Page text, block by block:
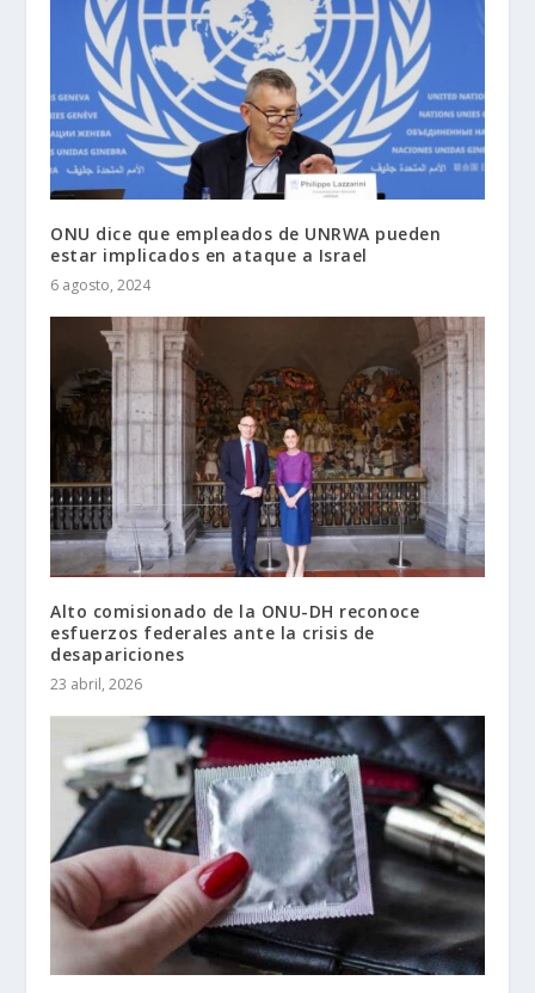
ONU dice que empleados de UNRWA pueden
estar implicados en ataque a Israel
6 agosto, 2024
Alto comisionado de la ONU-DH reconoce
esfuerzos federales ante la crisis de
desapariciones
23 abril, 2026